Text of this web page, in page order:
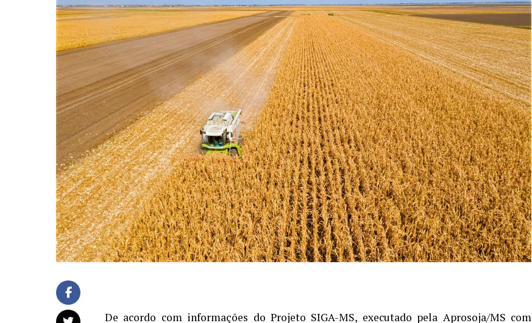
De acordo com informações do Projeto SIGA-MS, executado pela Aprosoja/MS com